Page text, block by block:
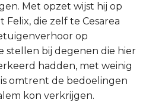
Met opzet wijst hij op
die zelf te Cesarea
op
stellen bij degenen die hier
hadden, met weinig
omtrent de bedoelingen
kon verkrijgen.